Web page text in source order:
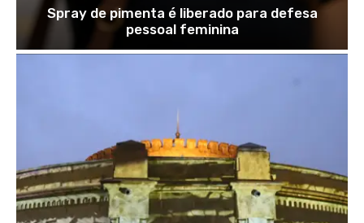
Spray de pimenta é liberado para defesa
pessoal feminina